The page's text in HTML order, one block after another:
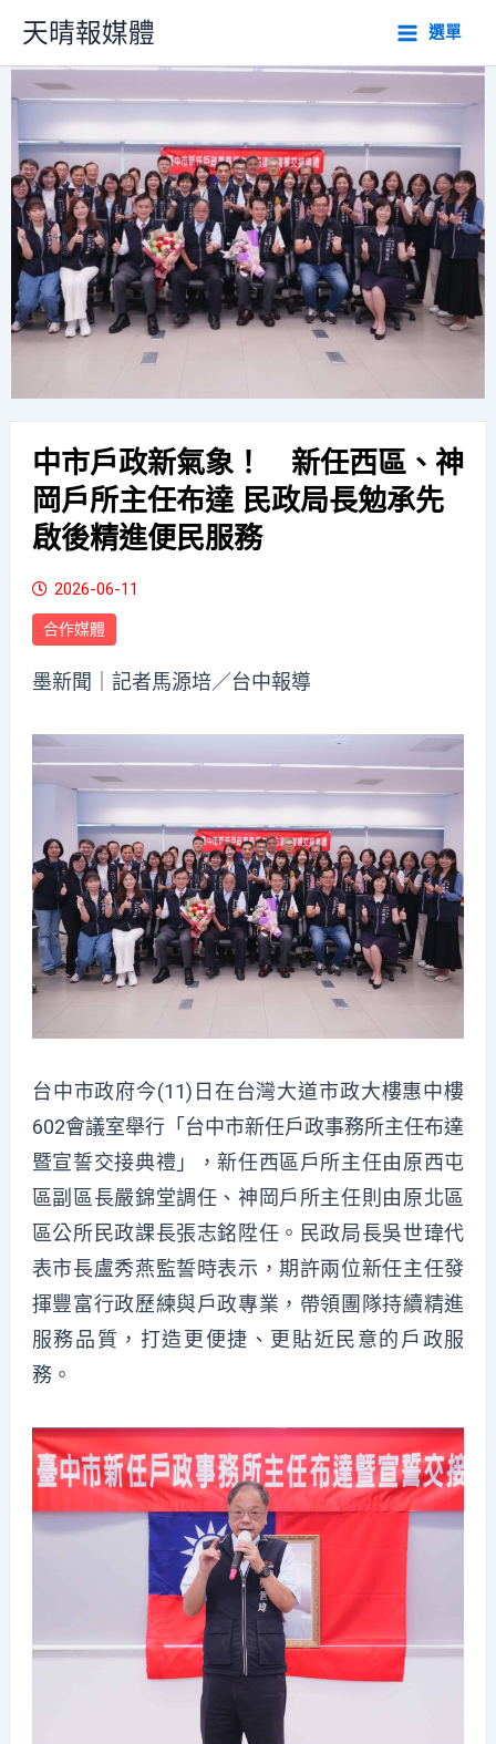
主
天晴報媒體 選單
中市戶政新氣象！ 新任西區、神
岡戶所主任布達 民政局長勉承先
啟後精進便民服務
2026-06-11
合作媒體
墨新聞 ｜記者馬源培／台中報導
台中市政府今(11)日在台灣大道市政大樓惠中樓
602會議室舉行「台中市新任戶政事務所主任布達
暨宣誓交接典禮」，新任西區戶所主任由原西屯
區副區長嚴錦堂調任、神岡戶所主任則由原北區
區公所民政課長張志銘陞任。民政局長吳世瑋代
表市長盧秀燕監誓時表示，期許兩位新任主任發
揮豐富行政歷練與戶政專業，帶領團隊持續精進
服務品質，打造更便捷、更貼近民意的戶政服
務。